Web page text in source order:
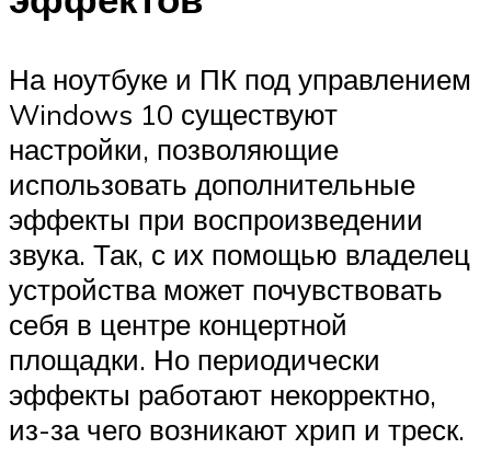
На ноутбуке и ПК под управлением
Windows 10 существуют
настройки, позволяющие
использовать дополнительные
эффекты при воспроизведении
звука. Так, с их помощью владелец
устройства может почувствовать
себя в центре концертной
площадки. Но периодически
эффекты работают некорректно,
из-за чего возникают хрип и треск.